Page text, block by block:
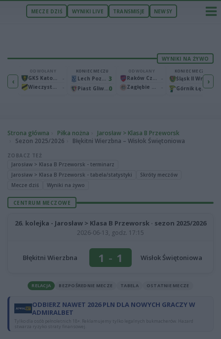
MECZE DZIŚ WYNIKI LIVE TRANSMISJE NEWSY
WYNIKI NA ŻYWO
‹
Warta Poznań 2
ODWOŁANY
GKS Katowice
Wieczysta Kraków
KONIEC MECZU
Lech Poznań 3
Piast Gliwice0
ODWOŁANY
Raków Częstochowa
Zagłębie Lubin
KONIEC MECZU
2
Górnik Łęczna 0
›
Strona główna Piłka nożna
Jarosław > Klasa B Przeworsk
Sezon 2025/2026
Błękitni Wierzbna – Wisłok Świętoniowa
ZOBACZ TEŻ
Jarosław > Klasa B Przeworsk - terminarz
Jarosław > Klasa B Przeworsk - tabela/statystyki
Skróty meczów
Mecze dziś
Wyniki na żywo
CENTRUM MECZOWE
26. kolejka - Jarosław > Klasa B Przeworsk · sezon 2025/2026
2026-06-13, godz. 17:15
Błękitni Wierzbna 1 - 1 Wisłok Świętoniowa
RELACJA BEZPOŚREDNIE MECZE TABELA OSTATNIE MECZE
ODBIERZ NAWET 2026 PLN DLA NOWYCH GRACZY W
ADMIRALBET
Tylko dla osób pełnoletnich 18+. Reklamujemy tylko legalnych bukmacherów. Hazard
stwarza ryzyko straty finansowej.